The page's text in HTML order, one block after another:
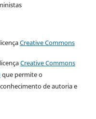
Creative Commons
Creative Commons
que permite o
de autoria e